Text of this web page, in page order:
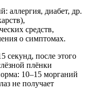
аллергия, диабет, др.
средств,
о симптомах.
секунд, после этого
плёнки
10–15 морганий
не получает